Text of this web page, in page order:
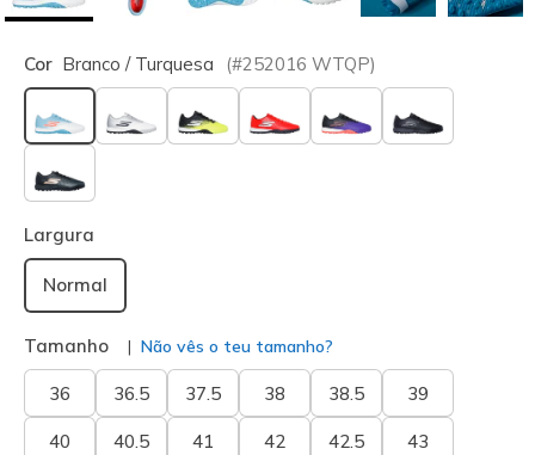
Cor Branco / Turquesa (#252016 WTQP)
selecionado
Largura
Normal
Tamanho Não vês o teu tamanho?
36 36.5 37.5 38 38.5 39
40 40.5 41 42 42.5 43